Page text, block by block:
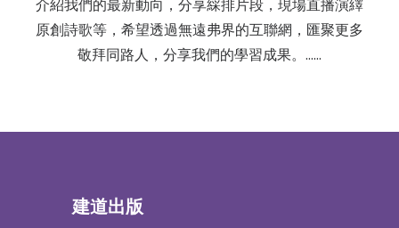
介紹我們的最新動向，分享綵排片段，現場直播演繹
原創詩歌等，希望透過無遠弗界的互聯網，匯聚更多
敬拜同路人，分享我們的學習成果。……
建道出版